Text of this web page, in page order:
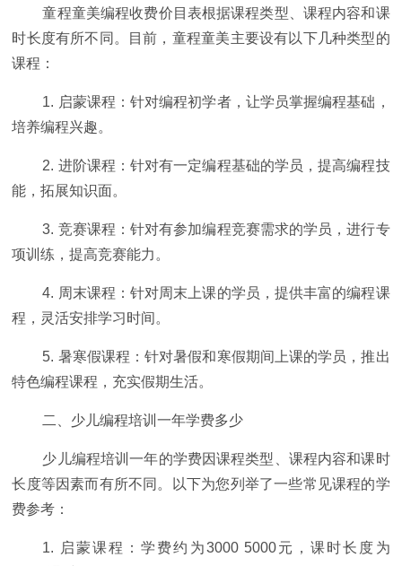
童程童美编程收费价目表根据课程类型、课程内容和课
时长度有所不同。目前，童程童美主要设有以下几种类型的
课程：
1. 启蒙课程：针对编程初学者，让学员掌握编程基础，
培养编程兴趣。
2. 进阶课程：针对有一定编程基础的学员，提高编程技
能，拓展知识面。
3. 竞赛课程：针对有参加编程竞赛需求的学员，进行专
项训练，提高竞赛能力。
4. 周末课程：针对周末上课的学员，提供丰富的编程课
程，灵活安排学习时间。
5. 暑寒假课程：针对暑假和寒假期间上课的学员，推出
特色编程课程，充实假期生活。
二、少儿编程培训一年学费多少
少儿编程培训一年的学费因课程类型、课程内容和课时
长度等因素而有所不同。以下为您列举了一些常见课程的学
费参考：
1. 启蒙课程：学费约为3000 5000元，课时长度为